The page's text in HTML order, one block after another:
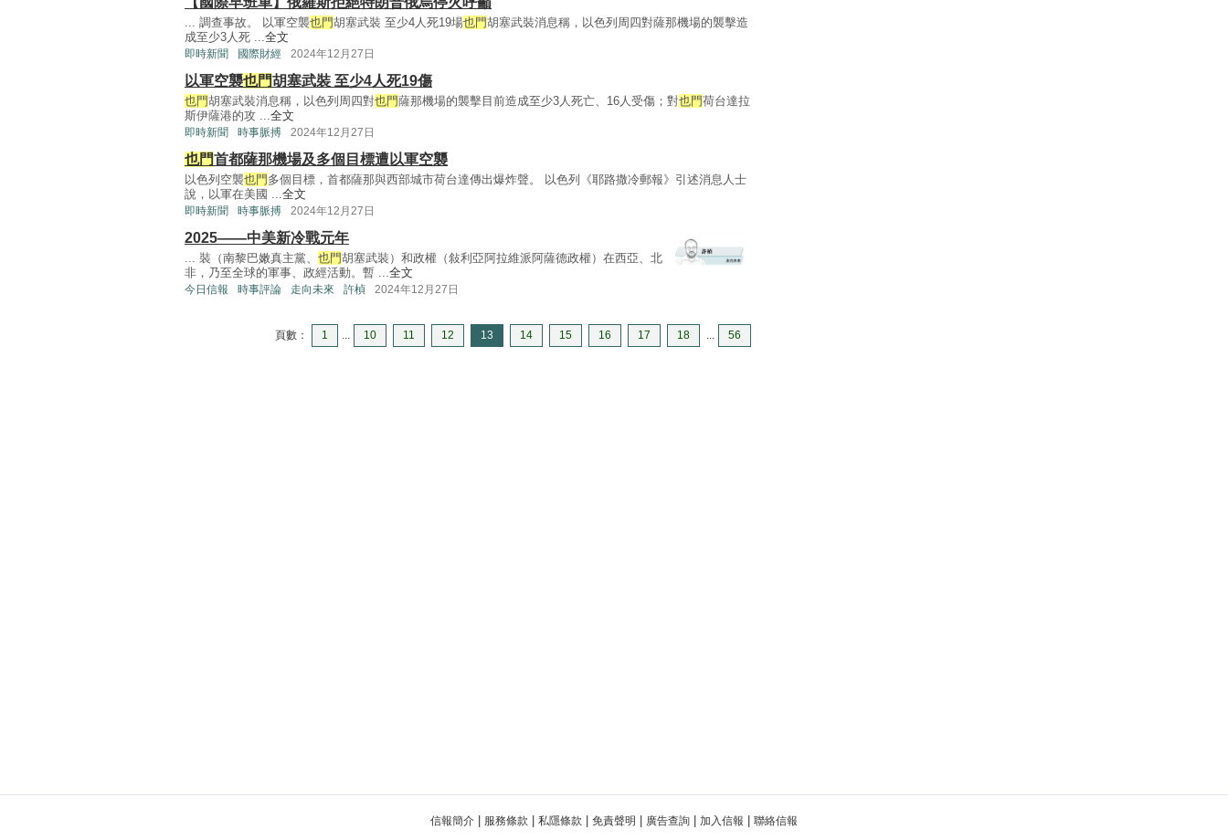
... 調查事故。 以軍空襲也門胡塞武裝 至少4人死19場也門胡塞武裝消息稱，以色列周四對薩那機場的襲擊造
成至少3人死 ...全文
即時新聞 國際財經 2024年12月27日
以軍空襲也門胡塞武裝 至少4人死19傷
也門胡塞武裝消息稱，以色列周四對也門薩那機場的襲擊目前造成至少3人死亡、16人受傷；對也門荷台達拉
斯伊薩港的攻 ...全文
即時新聞 時事脈搏 2024年12月27日
也門首都薩那機場及多個目標遭以軍空襲
以色列空襲也門 多個目標，首都薩那與西部城市荷台達傳出爆炸聲。 以色列《耶路撒冷郵報》引述消息人士
說，以軍在美國 ...全文
即時新聞 時事脈搏 2024年12月27日
2025——中美新冷戰元年
... 裝（南黎巴嫩真主黨、 也門胡塞武裝）和政權（敍利亞阿拉維派阿薩德政權）在西亞、北
非，乃至全球的軍事、政經活動。暫 ...全文
今日信報 時事評論 走向未來 許楨 2024年12月27日
頁數： 1 ... 10 11 12 13 14 15 16 17 18 ... 56
信報簡介 服務條款 私隱條款 免責聲明 廣告查詢 加入信報 聯絡信報